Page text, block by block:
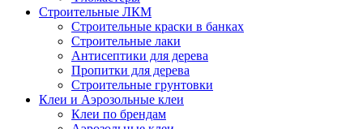
Строительные ЛКМ
Строительные краски в банках
Строительные лаки
Антисептики для дерева
Пропитки для дерева
Строительные грунтовки
Клеи и Аэрозольные клеи
Клеи по брендам